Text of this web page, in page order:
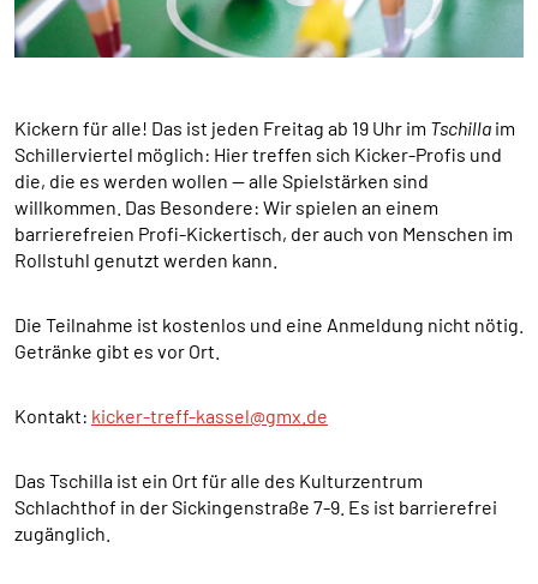
Kickern für alle! Das ist jeden Freitag ab 19 Uhr im Tschilla im
Schillerviertel möglich: Hier treffen sich Kicker-Profis und
die, die es werden wollen — alle Spielstärken sind
willkommen. Das Besondere: Wir spielen an einem
barrierefreien Profi-Kickertisch, der auch von Menschen im
Rollstuhl genutzt werden kann.
Die Teilnahme ist kostenlos und eine Anmeldung nicht nötig.
Getränke gibt es vor Ort.
Kontakt: kicker-treff-kassel@gmx.de
Das Tschilla ist ein Ort für alle des Kulturzentrum
Schlachthof in der Sickingenstraße 7-9. Es ist barrierefrei
zugänglich.
Cookie Laufzeit:
1 Jahr
SPENDENFORMULAR
Warum bitten wir darum für das Spendenformular
Daten übertragen zu dürfen?
Es werden Daten an HelpDirect und an Google
übertragen. Wir verwenden auf der Spendenseite
Menschen oder von einem Computerprogramm bzw. Bot
vorgenommen wird. Wir verwenden reCAPTCHA
vorzubeugen. Da das Formular von HelpDirect zur
HelpDirect und Google reCAPTCHA